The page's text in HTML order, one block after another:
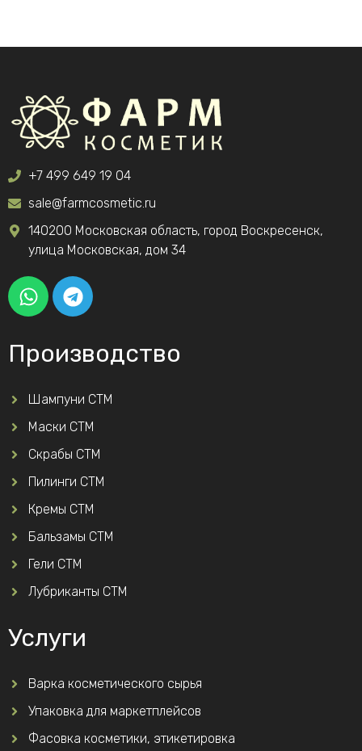
+7 499 649 19 04
sale@farmcosmetic.ru
140200 Московская область, город Воскресенск,
улица Московская, дом 34
Производство
Шампуни СТМ
Маски СТМ
Скрабы СТМ
Пилинги СТМ
Кремы СТМ
Бальзамы СТМ
Гели СТМ
Лубриканты СТМ
Услуги
Варка косметического сырья
Упаковка для маркетплейсов
Фасовка косметики, этикетировка